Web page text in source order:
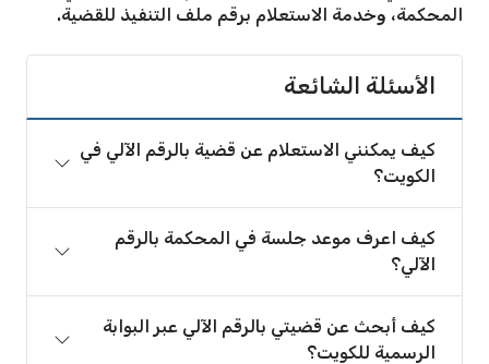
المحكمة، وخدمة الاستعلام برقم ملف التنفيذ للقضية.
الأسئلة الشائعة
كيف يمكنني الاستعلام عن قضية بالرقم الآلي في
الكويت؟
كيف اعرف موعد جلسة في المحكمة بالرقم
الآلي؟
كيف أبحث عن قضيتي بالرقم الآلي عبر البوابة
الرسمية للكويت؟